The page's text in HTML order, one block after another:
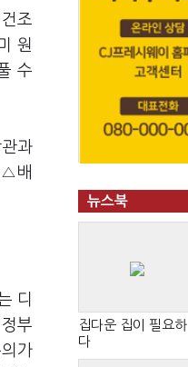
조
원
수
과
△배
디
부
가
뉴스북
집다운 집이 필요하
다